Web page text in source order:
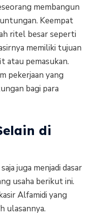
membangun
Keempat
ritel besar seperti
memiliki tujuan
atau pemasukan.
pekerjaan yang
bagi para
di
juga menjadi dasar
usaha berikut ini.
Alfamidi yang
ulasannya.